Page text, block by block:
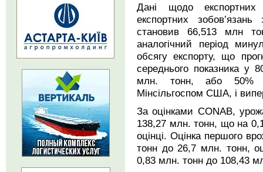
Дані щодо
експортних
становив 66,513 млн
аналогічний період
обсягу експорту, що
середнього показника у
млн. тонн, або 50%
Мінсільгоспом США, і
За оцінками CONAB,
138,27 млн. тонн, що на
оцінці. Оцінка першого
тонн до 26,7 млн. тонн,
0,83 млн. тонн до 108,43